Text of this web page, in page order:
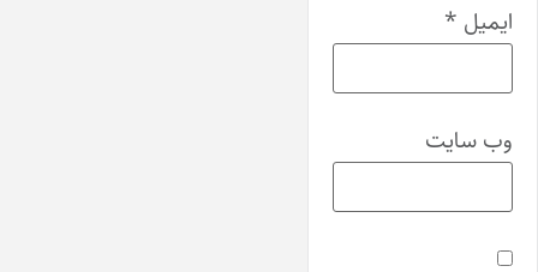
ایمیل *
وب‌ سایت